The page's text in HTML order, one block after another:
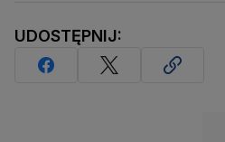
UDOSTĘPNIJ: